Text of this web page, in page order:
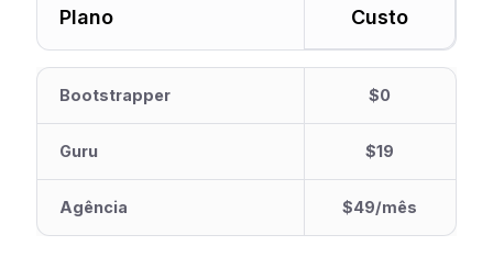
Plano Custo
Bootstrapper $0
Guru $19
Agência $49/mês